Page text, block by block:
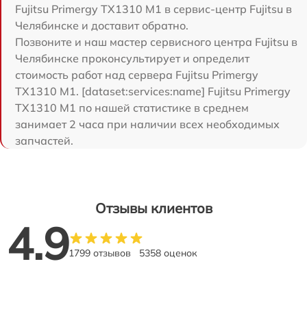
Fujitsu Primergy TX1310 M1 в сервис-центр Fujitsu в
Челябинске и доставит обратно.
Позвоните и наш мастер сервисного центра Fujitsu в
Челябинске проконсультирует и определит
стоимость работ над сервера Fujitsu Primergy
TX1310 M1. [dataset:services:name] Fujitsu Primergy
TX1310 M1 по нашей статистике в среднем
занимает 2 часа при наличии всех необходимых
запчастей.
Отзывы клиентов
4.91799 отзывов 5358 оценок